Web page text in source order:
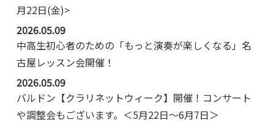
月22日(金)>
2026.05.09
中高生初心者のための「もっと演奏が楽しくなる」名
古屋レッスン会開催！
2026.05.09
バルドン【クラリネットウィーク】開催！コンサート
や調整会もございます。＜5月22日～6月7日＞